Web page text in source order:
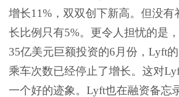
增长11%，双双创下新高。但没有
长比例只有5%。更令人担忧的是
35亿美元巨额投资的6月份，Lyft
乘车次数已经停止了增长。这对
一个好的迹象。Lyft也在融资备忘